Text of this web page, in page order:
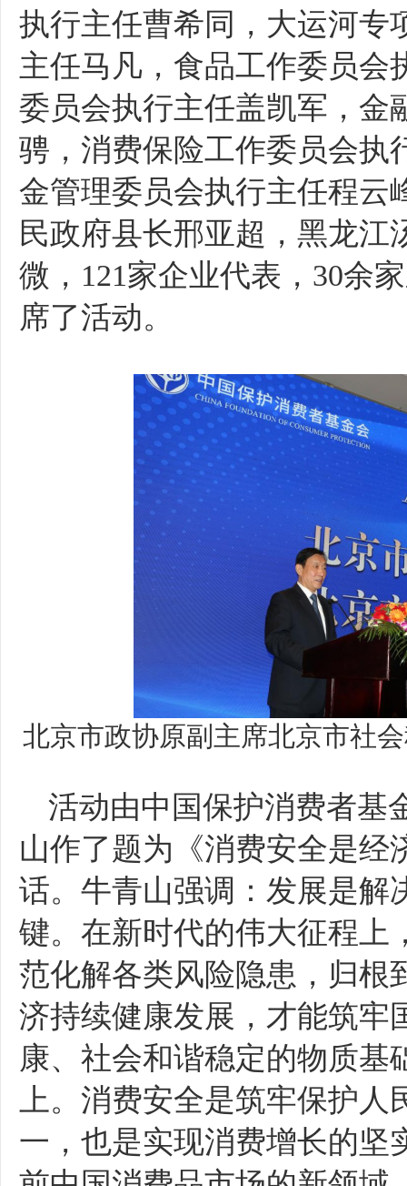
执行主任曹希同，大运河专
主任马凡，食品工作委员会
委员会执行主任盖凯军，金
骋，消费保险工作委员会执
金管理委员会执行主任程云
民政府县长邢亚超，黑龙
微，121家企业代表， 30余
席了活动。
北京市政协原副主席北京市社
活动由中国保护消费者基
山作了题为《消费安全是经
话。牛青山强调：发展是解
键。在新时代的伟大征程上
范化解各类风险隐患，归根
济持续健康发展，才能筑牢
康、社会和谐稳定的物质基
上。消费安全是筑牢保护
一，也是实现消费增长的坚